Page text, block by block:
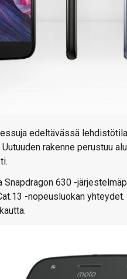
edeltävässä
rakenne perustuu
630 -
-nopeusluokan